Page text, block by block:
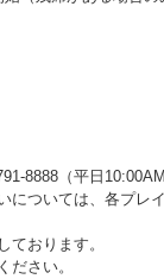
8888（平日
ついては、各プレイ
おります。
さい。